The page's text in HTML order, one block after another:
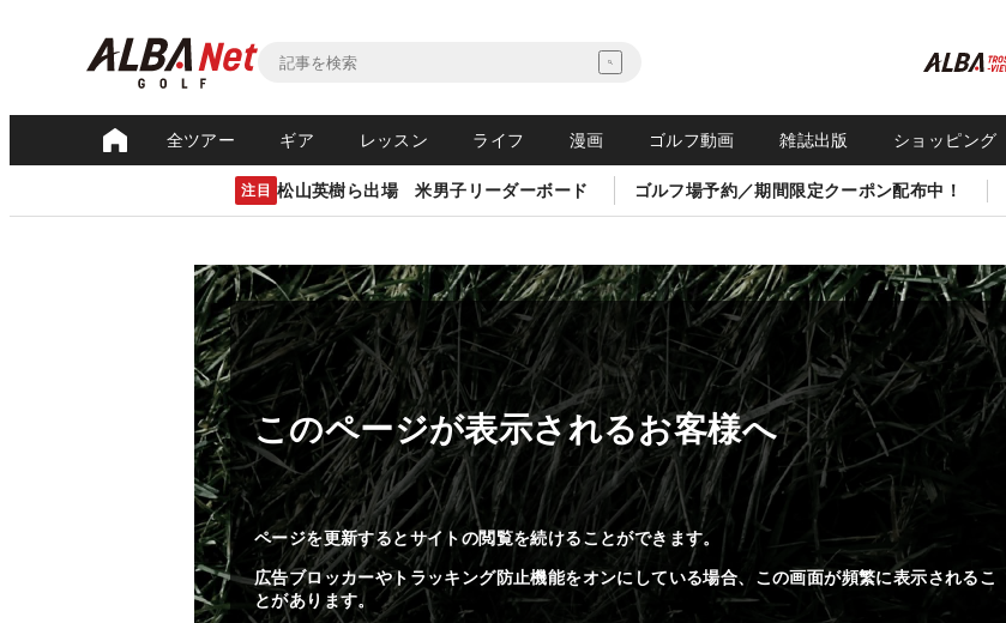
全ツアー ギア レッスン ライフ 漫画 ゴルフ動画 雑誌出版 ショッピング
注目 松山英樹ら出場 米男子リーダーボード ゴルフ場予約／期間限定クーポン配布中！
このページが表示されるお客様へ
ページを更新するとサイトの閲覧を続けることができます。
広告ブロッカーやトラッキング防止機能をオンにしている場合、この画面が頻繁に表示されるこ
とがあります。